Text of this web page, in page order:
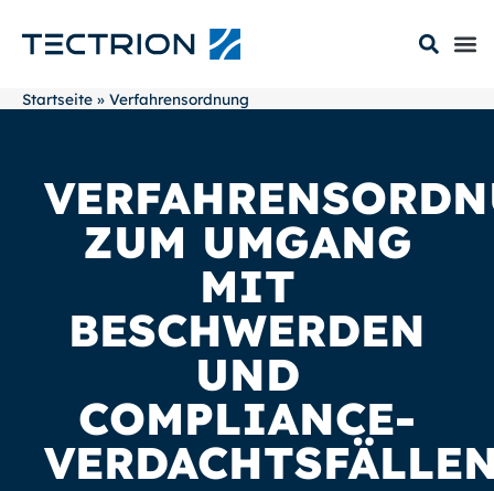
Startseite » Verfahrensordnung
ZUM UMGANG
MIT
BESCHWERDEN
UND
COMPLIANCE-